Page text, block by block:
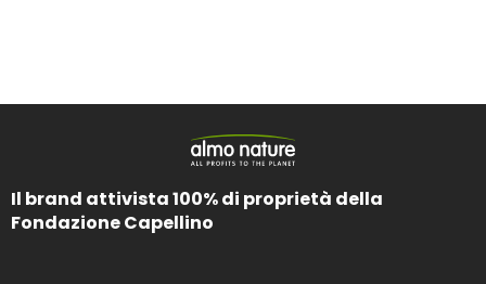
Il brand attivista 100% di proprietà della
Fondazione Capellino